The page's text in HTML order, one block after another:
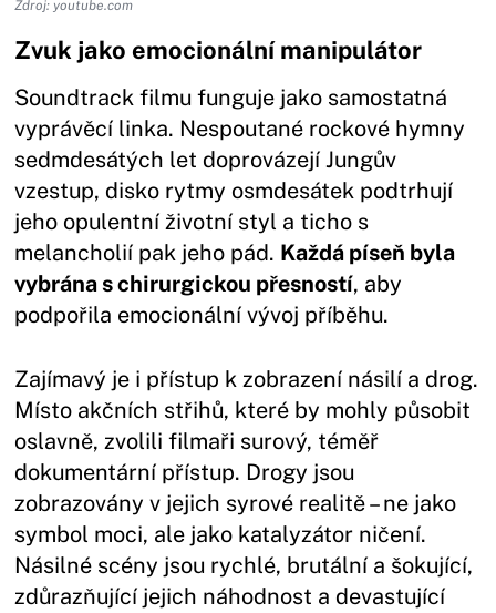
Zdroj: youtube.com
Zvuk jako emocionální manipulátor
Soundtrack filmu funguje jako samostatná
vyprávěcí linka. Nespoutané rockové hymny
sedmdesátých let doprovázejí Jungův
vzestup, disko rytmy osmdesátek podtrhují
jeho opulentní životní styl a ticho s
melancholií pak jeho pád. Každá píseň byla
vybrána s chirurgickou přesností, aby
podpořila emocionální vývoj příběhu.
Zajímavý je i přístup k zobrazení násilí a drog.
Místo akčních střihů, které by mohly působit
oslavně, zvolili filmaři surový, téměř
dokumentární přístup. Drogy jsou
zobrazovány v jejich syrové realitě – ne jako
symbol moci, ale jako katalyzátor ničení.
Násilné scény jsou rychlé, brutální a šokující,
zdůrazňující jejich náhodnost a devastující